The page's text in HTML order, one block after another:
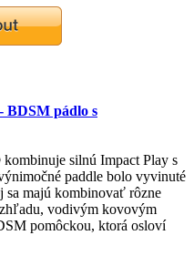
BDSM pádlo s
silnú Impact Play s
paddle bolo vyvinuté
sa majú kombinovať rôzne
vodivým kovovým
pomôckou, ktorá osloví